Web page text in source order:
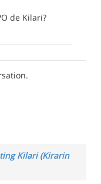
de Kilari?
Kilari (Kirarin